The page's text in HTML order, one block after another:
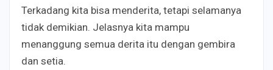
Terkadang kita bisa menderita, tetapi selamanya
tidak demikian. Jelasnya kita mampu
menanggung semua derita itu dengan gembira
dan setia.